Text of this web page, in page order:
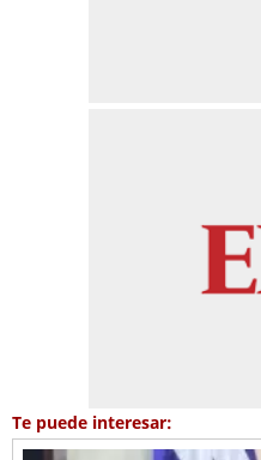
Te puede interesar: